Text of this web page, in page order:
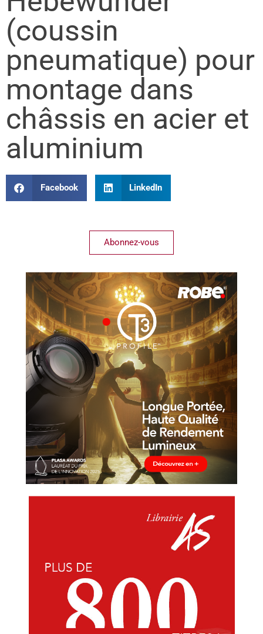
(coussin
pneumatique) pour
montage dans
châssis en acier et
aluminium
Facebook LinkedIn
Abonnez-vous